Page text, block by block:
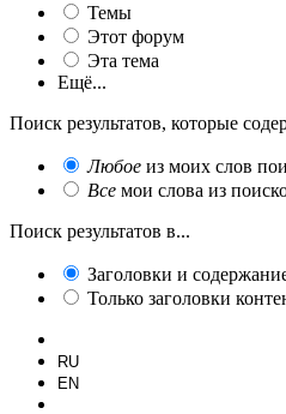
Темы
Этот форум
Эта тема
Ещё...
Поиск результатов, которые
Любое из моих слов
Все мои слова из
Поиск результатов в...
Заголовки и
Только заголовки
RU
EN